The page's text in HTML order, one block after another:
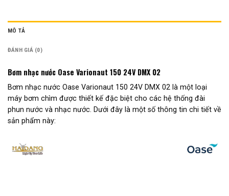
MÔ TẢ
ĐÁNH GIÁ (0)
Bơm nhạc nước Oase Varionaut 150 24V DMX 02
Bơm nhạc nước Oase Varionaut 150 24V DMX 02 là một loại
máy bơm chìm được thiết kế đặc biệt cho các hệ thống đài
phun nước và nhạc nước. Dưới đây là một số thông tin chi tiết về
sản phẩm này: